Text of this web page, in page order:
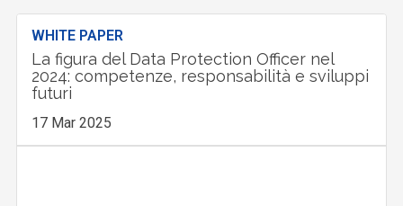
WHITE PAPER
La figura del Data Protection Officer nel
2024: competenze, responsabilità e sviluppi
futuri
17 Mar 2025